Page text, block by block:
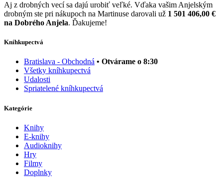
Aj z drobných vecí sa dajú urobiť veľké. Vďaka vašim Anjelským
drobným ste pri nákupoch na Martinuse darovali už 1 501 406,00 €
na Dobrého Anjela. Ďakujeme!
Kníhkupectvá
Bratislava - Obchodná • Otvárame o 8:30
Všetky kníhkupectvá
Udalosti
Spriatelené kníhkupectvá
Kategórie
Knihy
E-knihy
Audioknihy
Hry
Filmy
Doplnky